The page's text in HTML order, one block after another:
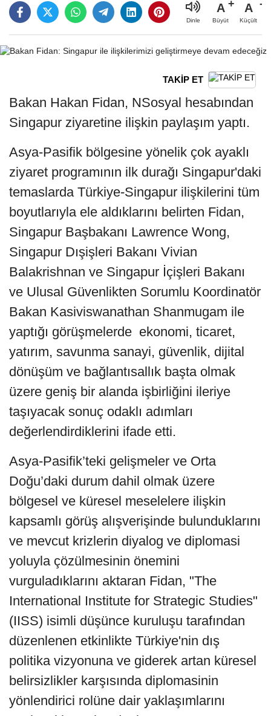
Dinle
A
Büyüt
A
Küçült
TAKİP ET
Bakan Hakan Fidan, NSosyal hesabından
Singapur ziyaretine ilişkin paylaşım yaptı.
Asya-Pasifik bölgesine yönelik çok ayaklı
ziyaret programının ilk durağı Singapur'daki
temaslarda Türkiye-Singapur ilişkilerini tüm
boyutlarıyla ele aldıklarını belirten Fidan,
Singapur Başbakanı Lawrence Wong,
Singapur Dışişleri Bakanı Vivian
Balakrishnan ve Singapur İçişleri Bakanı
ve Ulusal Güvenlikten Sorumlu Koordinatör
Bakan Kasiviswanathan Shanmugam ile
yaptığı görüşmelerde ​​​​​​ ekonomi, ticaret,
yatırım, savunma sanayi, güvenlik, dijital
dönüşüm ve bağlantısallık başta olmak
üzere geniş bir alanda işbirliğini ileriye
taşıyacak sonuç odaklı adımları
değerlendirdiklerini ifade etti.
Asya-Pasifik’teki gelişmeler ve Orta
Doğu’daki durum dahil olmak üzere
bölgesel ve küresel meselelere ilişkin
kapsamlı görüş alışverişinde bulunduklarını
ve mevcut krizlerin diyalog ve diplomasi
yoluyla çözülmesinin önemini
vurguladıklarını aktaran Fidan, "The
International Institute for Strategic Studies"
(IISS) isimli düşünce kuruluşu tarafından
düzenlenen etkinlikte Türkiye'nin dış
politika vizyonuna ve giderek artan küresel
belirsizlikler karşısında diplomasinin
yönlendirici rolüne dair yaklaşımlarını